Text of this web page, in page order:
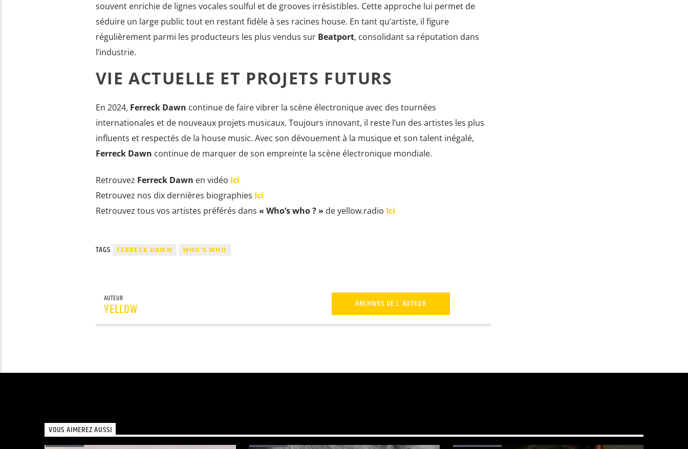
souvent enrichie de lignes vocales soulful et de grooves irrésistibles. Cette approche lui permet de
séduire un large public tout en restant fidèle à ses racines house. En tant qu’artiste, il figure
régulièrement parmi les producteurs les plus vendus sur Beatport, consolidant sa réputation dans
l’industrie.
VIE ACTUELLE ET PROJETS FUTURS
En 2024, Ferreck Dawn continue de faire vibrer la scène électronique avec des tournées
internationales et de nouveaux projets musicaux. Toujours innovant, il reste l’un des artistes les plus
influents et respectés de la house music. Avec son dévouement à la musique et son talent inégalé,
Ferreck Dawn continue de marquer de son empreinte la scène électronique mondiale.
Retrouvez Ferreck Dawn en vidéo Ici
Retrouvez nos dix dernières biographies Ici
Retrouvez tous vos artistes préférés dans « Who’s who ? » de yellow.radio Ici
TAGS FERRECK DAWN WHO'S WHO
AUTEUR
YELLOW ARCHIVES DE L'AUTEUR
VOUS AIMEREZ AUSSI